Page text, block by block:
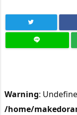
Warning:
/home/